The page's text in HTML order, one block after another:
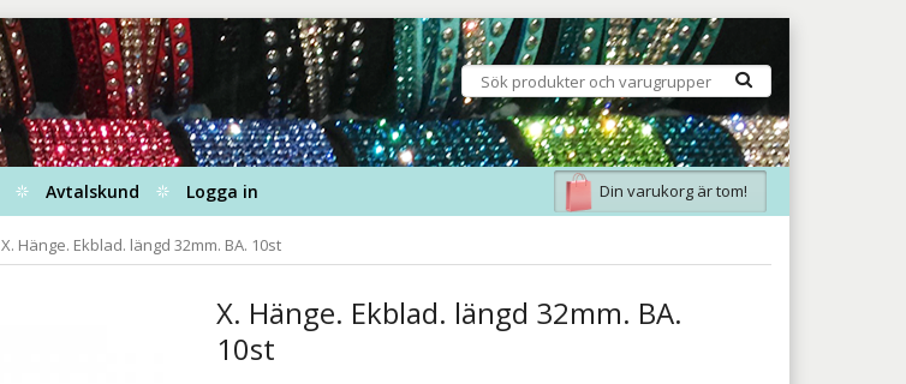
Avtalskund Logga in Din varukorg är tom!
X. Hänge. Ekblad. längd 32mm. BA. 10st
X. Hänge. Ekblad. längd 32mm. BA.
10st